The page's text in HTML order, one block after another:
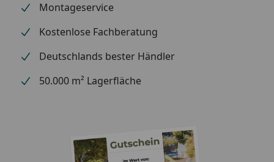
Montageservice
Kostenlose Fachberatung
Deutschlands bester Händler
50.000 m² Lagerfläche